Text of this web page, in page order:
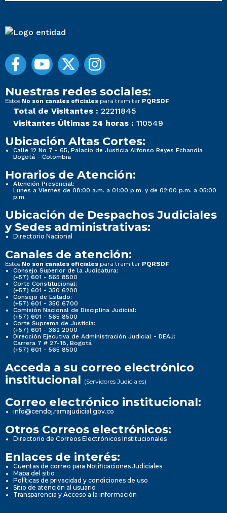
Nuestras redes sociales:
Estos No son canales oficiales para tramitar PQRSDF
Total de Visitantes : 22211845
Visitantes Últimas 24 horas : 110549
Ubicación Altas Cortes:
Calle 12 No 7 - 65, Palacio de Justicia Alfonso Reyes Echandía
Bogotá - Colombia
Horarios de Atención:
Atención Presencial:
Lunes a Viernes de 08:00 a.m. a 01:00 p.m. y de 02:00 p.m. a 05:00
p.m.
Ubicación de Despachos Judiciales
y Sedes administrativas:
Directorio Nacional
Canales de atención:
Estos No son canales oficiales para tramitar PQRSDF
Consejo Superior de la Judicatura:
(+57) 601 - 565 8500
Corte Constitucional:
(+57) 601 - 350 6200
Consejo de Estado:
(+57) 601 - 350 6700
Comisión Nacional de Disciplina Judicial:
(+57) 601 - 565 8500
Corte Suprema de Justicia:
(+57) 601 - 362 2000
Dirección Ejecutiva de Administración Judicial - DEAJ:
Carrera 7 # 27-18, Bogotá
(+57) 601 - 565 8500
Acceda a su correo electrónico
institucional (Servidores Judiciales)
Correo electrónico institucional:
info@cendoj.ramajudicial.gov.co
Otros Correos electrónicos:
Directorio de Correos Electrónicos Institucionales
Enlaces de interés:
Cuentas de correo para Notificaciones Judiciales
Mapa del sitio
Políticas de privacidad y condiciones de uso
Sitio de atención al usuario
Transparencia y Acceso a la información